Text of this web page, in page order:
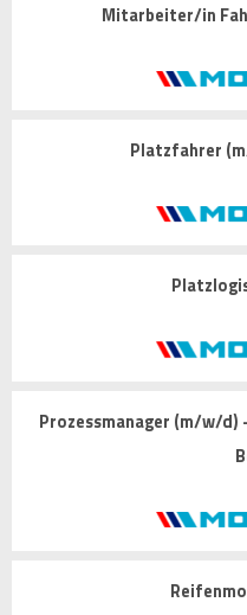
Mitarbeiter/in
Platzfahrer
Prozessmanager (m/w/d)